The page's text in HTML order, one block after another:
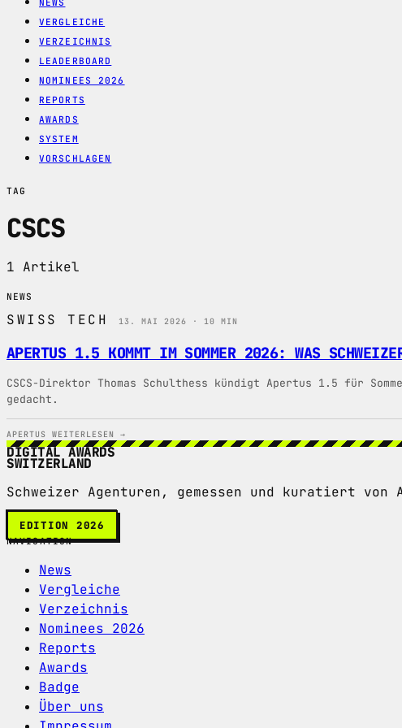
NEWS
VERGLEICHE
VERZEICHNIS
LEADERBOARD
NOMINEES 2026
REPORTS
AWARDS
SYSTEM
VORSCHLAGEN
TAG
CSCS
1 Artikel
NEWS
SWISS TECH 13. MAI 2026 · 10 MIN
APERTUS 1.5 KOMMT IM SOMMER 2026: WAS SCHWEIZER
CSCS-Direktor Thomas Schulthess kündigt Apertus 1.5 für
gedacht.
APERTUS WEITERLESEN →
DIGITAL AWARDS
SWITZERLAND
Schweizer Agenturen, gemessen und kuratiert
EDITION 2026
NAVIGATION
News
Vergleiche
Verzeichnis
Nominees 2026
Reports
Awards
Badge
Über uns